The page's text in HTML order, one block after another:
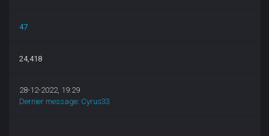
47
24,418
28-12-2022, 19:29
Dernier message: Cyrus33